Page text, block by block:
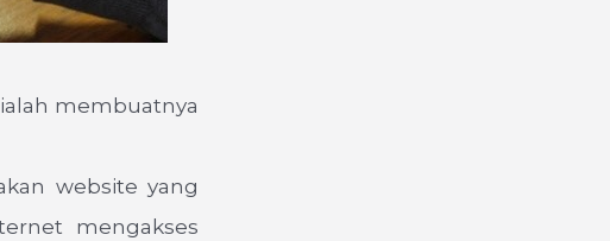
membuatnya
website yang
mengakses